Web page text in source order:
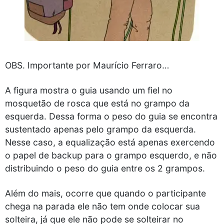
OBS. Importante por Maurício Ferraro…
A figura mostra o guia usando um fiel no
mosquetão de rosca que está no grampo da
esquerda. Dessa forma o peso do guia se encontra
sustentado apenas pelo grampo da esquerda.
Nesse caso, a equalização está apenas exercendo
o papel de backup para o grampo esquerdo, e não
distribuindo o peso do guia entre os 2 grampos.
Além do mais, ocorre que quando o participante
chega na parada ele não tem onde colocar sua
solteira, já que ele não pode se solteirar no